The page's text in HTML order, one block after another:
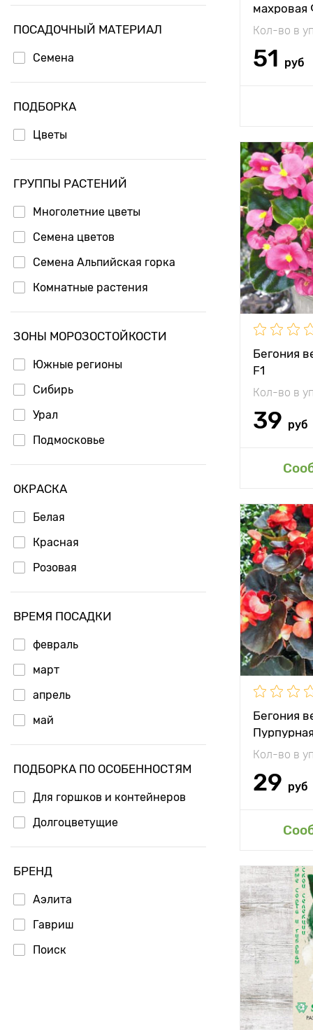
ПОСАДОЧНЫЙ МАТЕРИАЛ
Семена
ПОДБОРКА
Цветы
ГРУППЫ РАСТЕНИЙ
Многолетние цветы
Семена цветов
Семена Альпийская горка
Комнатные растения
ЗОНЫ МОРОЗОСТОЙКОСТИ
Южные регионы
Сибирь
Урал
Подмосковье
ОКРАСКА
Белая
Красная
Розовая
ВРЕМЯ ПОСАДКИ
февраль
март
апрель
май
ПОДБОРКА ПО ОСОБЕННОСТЯМ
Для горшков и контейнеров
Долгоцветущие
БРЕНД
Аэлита
Гавриш
Поиск
махровая
Аэлита
Кол-во в
51 руб
Бегония
F1
Кол-во в
39 руб
Высота
Растояние
растениями
Бегония
Кол-во в
29 руб
Высота
Растояние
растениями
Высота
Растояние
растениями